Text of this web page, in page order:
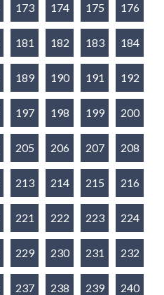
173 174 175 176
181 182 183 184
189 190 191 192
197 198 199 200
205 206 207 208
213 214 215 216
221 222 223 224
229 230 231 232
237 238 239 240